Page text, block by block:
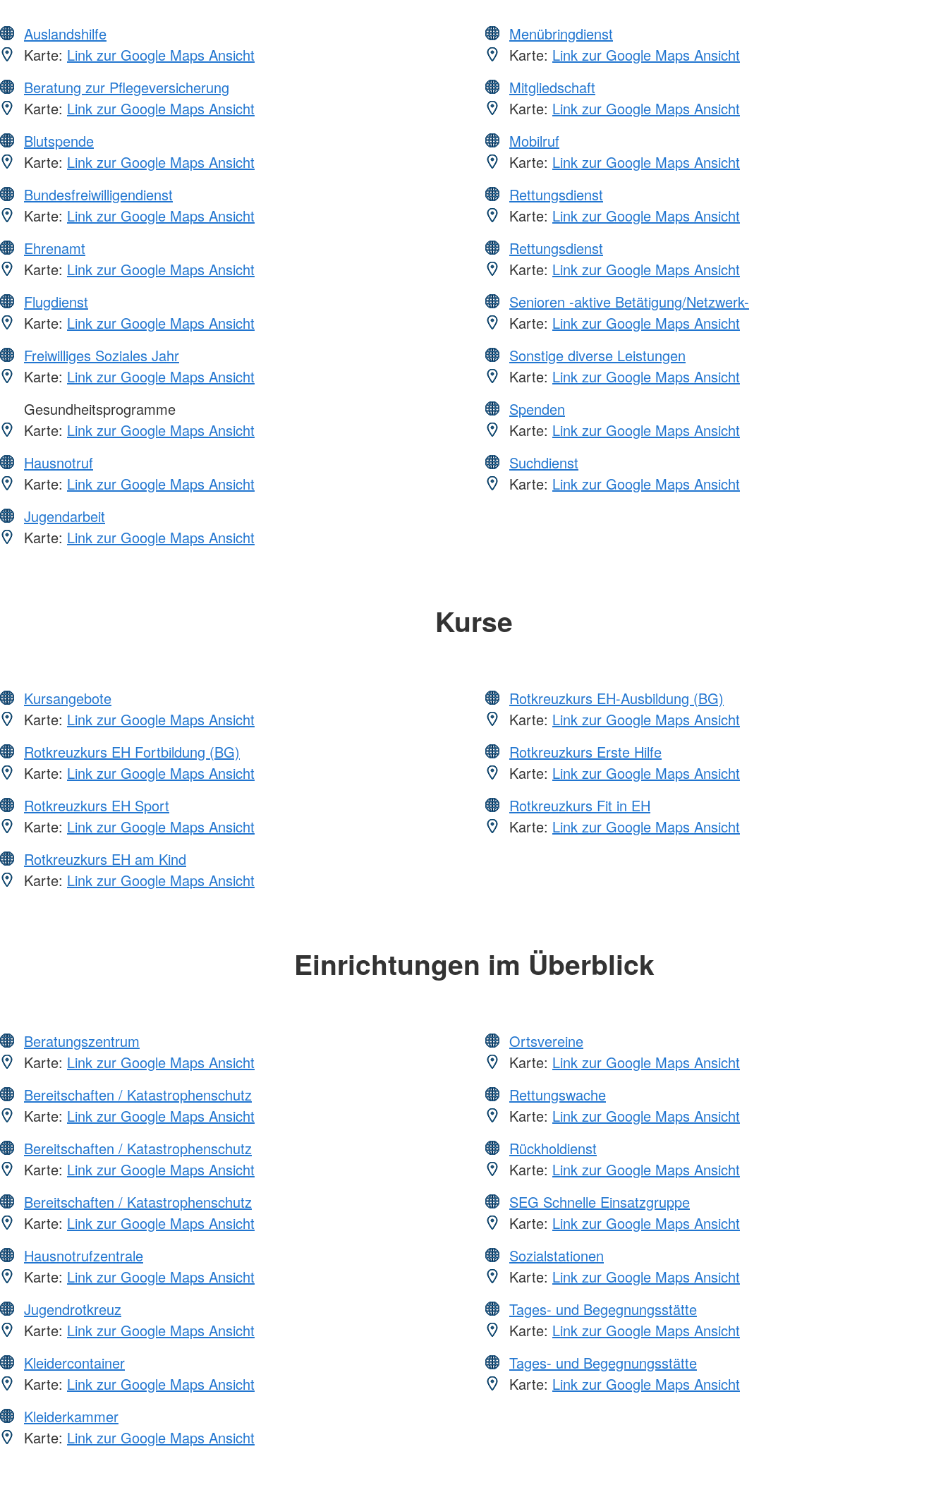
Auslandshilfe
Karte: Link zur Google Maps Ansicht
Beratung zur Pflegeversicherung
Karte: Link zur Google Maps Ansicht
Blutspende
Karte: Link zur Google Maps Ansicht
Bundesfreiwilligendienst
Karte: Link zur Google Maps Ansicht
Ehrenamt
Karte: Link zur Google Maps Ansicht
Flugdienst
Karte: Link zur Google Maps Ansicht
Freiwilliges Soziales Jahr
Karte: Link zur Google Maps Ansicht
Gesundheitsprogramme
Karte: Link zur Google Maps Ansicht
Hausnotruf
Karte: Link zur Google Maps Ansicht
Jugendarbeit
Karte: Link zur Google Maps Ansicht
Menübringdienst
Karte: Link zur Google Maps Ansicht
Mitgliedschaft
Karte: Link zur Google Maps Ansicht
Mobilruf
Karte: Link zur Google Maps Ansicht
Rettungsdienst
Karte: Link zur Google Maps Ansicht
Rettungsdienst
Karte: Link zur Google Maps Ansicht
Senioren -aktive Betätigung/Netzwerk-
Karte: Link zur Google Maps Ansicht
Sonstige diverse Leistungen
Karte: Link zur Google Maps Ansicht
Spenden
Karte: Link zur Google Maps Ansicht
Suchdienst
Karte: Link zur Google Maps Ansicht
Kurse
Kursangebote
Karte: Link zur Google Maps Ansicht
Rotkreuzkurs EH Fortbildung (BG)
Karte: Link zur Google Maps Ansicht
Rotkreuzkurs EH Sport
Karte: Link zur Google Maps Ansicht
Rotkreuzkurs EH am Kind
Karte: Link zur Google Maps Ansicht
Rotkreuzkurs EH-Ausbildung (BG)
Karte: Link zur Google Maps Ansicht
Rotkreuzkurs Erste Hilfe
Karte: Link zur Google Maps Ansicht
Rotkreuzkurs Fit in EH
Karte: Link zur Google Maps Ansicht
Einrichtungen im Überblick
Beratungszentrum
Karte: Link zur Google Maps Ansicht
Bereitschaften / Katastrophenschutz
Karte: Link zur Google Maps Ansicht
Bereitschaften / Katastrophenschutz
Karte: Link zur Google Maps Ansicht
Bereitschaften / Katastrophenschutz
Karte: Link zur Google Maps Ansicht
Hausnotrufzentrale
Karte: Link zur Google Maps Ansicht
Jugendrotkreuz
Karte: Link zur Google Maps Ansicht
Kleidercontainer
Karte: Link zur Google Maps Ansicht
Kleiderkammer
Karte: Link zur Google Maps Ansicht
Ortsvereine
Karte: Link zur Google Maps Ansicht
Rettungswache
Karte: Link zur Google Maps Ansicht
Rückholdienst
Karte: Link zur Google Maps Ansicht
SEG Schnelle Einsatzgruppe
Karte: Link zur Google Maps Ansicht
Sozialstationen
Karte: Link zur Google Maps Ansicht
Tages- und Begegnungsstätte
Karte: Link zur Google Maps Ansicht
Tages- und Begegnungsstätte
Karte: Link zur Google Maps Ansicht